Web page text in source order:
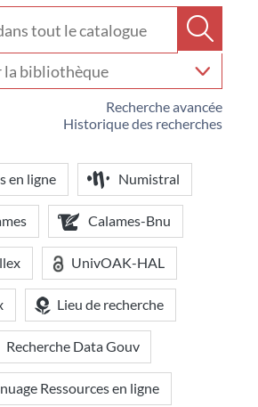
Recherche avancée
Historique des recherches
en ligne Numistral
Calames-Bnu
UnivOAK-HAL
Lieu de recherche
Recherche Data Gouv
Ressources en ligne